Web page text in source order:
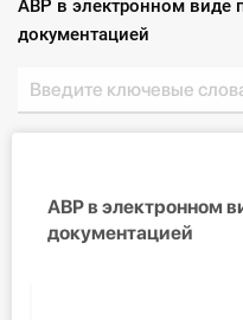
Главная ИС
Консультации
Текущий:
АВР в электронном виде
документацией
АВР в электронном
документацией